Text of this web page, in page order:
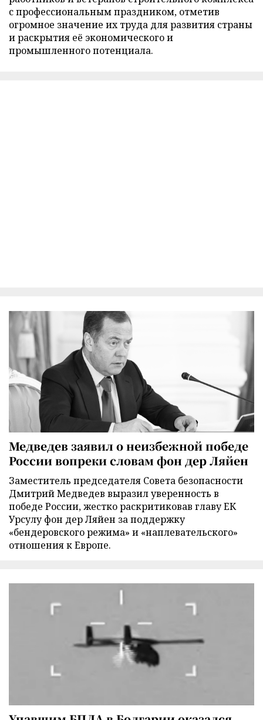
с профессиональным праздником, отметив
огромное значение их труда для развития страны
и раскрытия её экономического и
промышленного потенциала.
Медведев заявил о неизбежной победе
России вопреки словам фон дер Ляйен
Заместитель председателя Совета безопасности
Дмитрий Медведев выразил уверенность в
победе России, жестко раскритиковав главу ЕК
Урсулу фон дер Ляйен за поддержку
«бендеровского режима» и «наплевательского»
отношения к Европе.